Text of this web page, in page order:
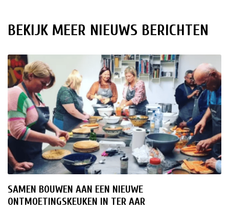
BEKIJK MEER NIEUWS BERICHTEN
SAMEN BOUWEN AAN EEN NIEUWE
ONTMOETINGSKEUKEN IN TER AAR